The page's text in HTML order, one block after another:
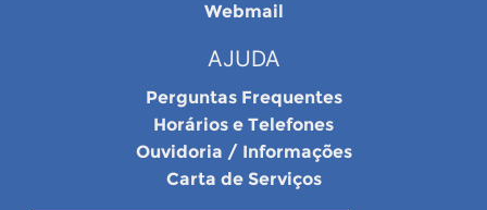
Webmail
AJUDA
Perguntas Frequentes
Horários e Telefones
Ouvidoria / Informações
Carta de Serviços